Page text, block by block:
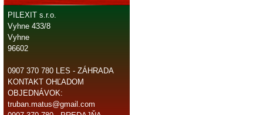
PILEXIT s.r.o.
Vyhne 433/8
Vyhne
96602
0907 370 780 LES - ZÁHRADA
KONTAKT OHĽADOM
OBJEDNÁVOK:
truban.matus@gmail.com